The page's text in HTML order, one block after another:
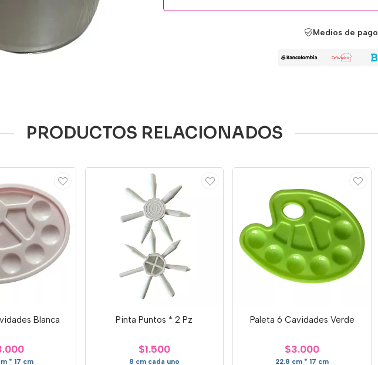
Medios de pago
PRODUCTOS RELACIONADOS
Blanca
* 17 cm
Pinta Puntos * 2 Pz
$1.500
8 cm cada uno
Paleta 6 Cavidades Verde
$3.000
22.8 cm * 17 cm